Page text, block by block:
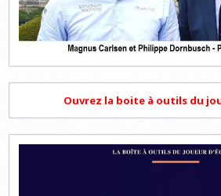
Ouvrez la boite à outils du